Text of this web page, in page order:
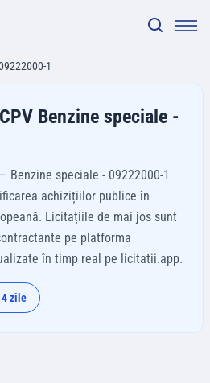
1
Benzine speciale -
Benzine speciale - 09222000-1
achizițiilor publice în
Licitațiile de mai jos sunt
pe platforma
în timp real pe licitatii.app.
zile